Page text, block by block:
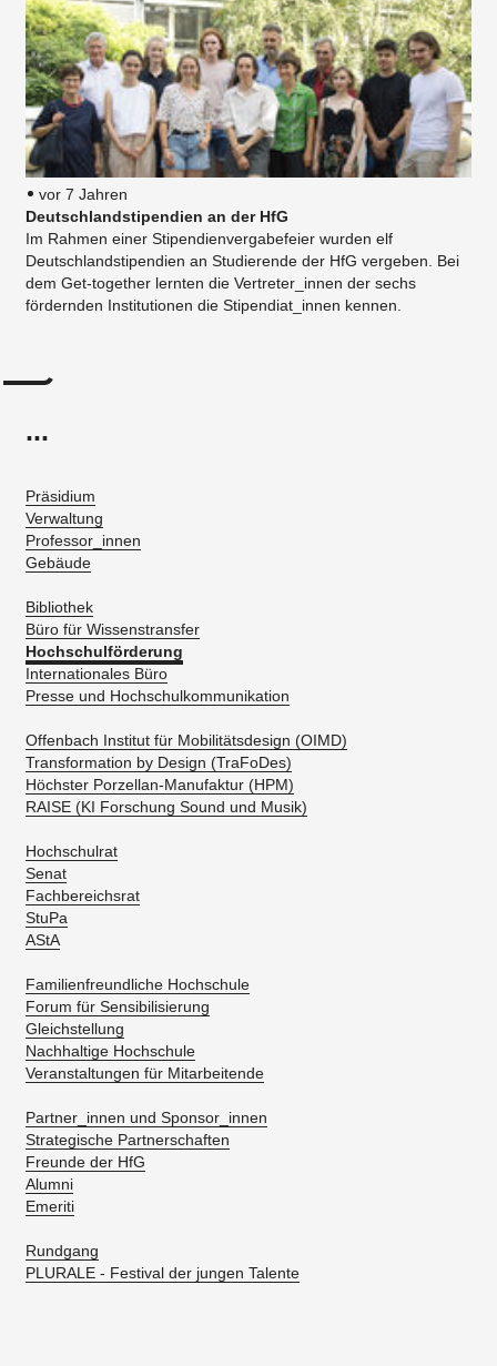
vor 7 Jahren
Deutschlandstipendien an der HfG
Im Rahmen einer Stipendienvergabefeier wurden elf
Deutschlandstipendien an Studierende der HfG vergeben. Bei
dem Get-together lernten die Vertreter_innen der sechs
fördernden Institutionen die Stipendiat_innen kennen.
...
Präsidium
Verwaltung
Professor_innen
Gebäude
Bibliothek
Büro für Wissenstransfer
Hochschulförderung
Internationales Büro
Presse und Hochschulkommunikation
Offenbach Institut für Mobilitätsdesign (OIMD)
Transformation by Design (TraFoDes)
Höchster Porzellan-Manufaktur (HPM)
RAISE (KI Forschung Sound und Musik)
Hochschulrat
Senat
Fachbereichsrat
StuPa
AStA
Familienfreundliche Hochschule
Forum für Sensibilisierung
Gleichstellung
Nachhaltige Hochschule
Veranstaltungen für Mitarbeitende
Partner_innen und Sponsor_innen
Strategische Partnerschaften
Freunde der HfG
Alumni
Emeriti
Rundgang
PLURALE - Festival der jungen Talente